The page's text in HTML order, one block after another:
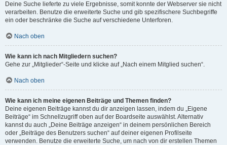
Deine Suche lieferte zu viele Ergebnisse, somit konnte der Webserver sie nicht
verarbeiten. Benutze die erweiterte Suche und gib spezifischere Suchbegriffe
ein oder beschränke die Suche auf verschiedene Unterforen.
Nach oben
Wie kann ich nach Mitgliedern suchen?
Gehe zur „Mitglieder“-Seite und klicke auf „Nach einem Mitglied suchen“.
Nach oben
Wie kann ich meine eigenen Beiträge und Themen finden?
Deine eigenen Beiträge kannst du dir anzeigen lassen, indem du „Eigene
Beiträge“ im Schnellzugriff oben auf der Boardseite auswählst. Alternativ
kannst du auch „Deine Beiträge anzeigen“ in deinem persönlichen Bereich
oder „Beiträge des Benutzers suchen“ auf deiner eigenen Profilseite
verwenden. Benutze die erweiterte Suche, um nach von dir erstellen Themen